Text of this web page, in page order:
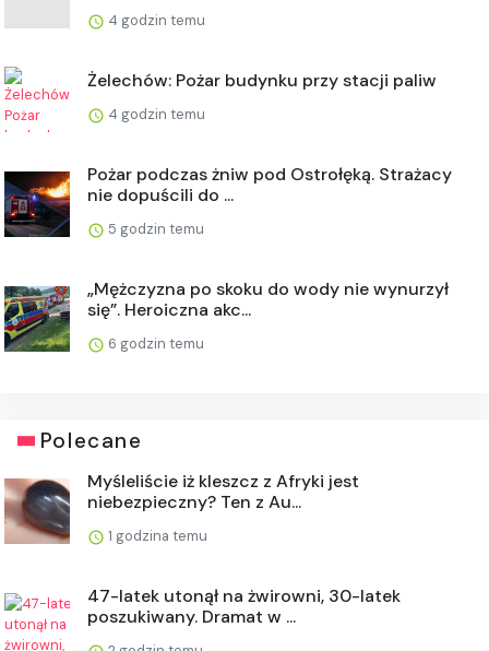
4 godzin temu
Żelechów: Pożar budynku przy stacji paliw
4 godzin temu
Pożar podczas żniw pod Ostrołęką. Strażacy
nie dopuścili do ...
5 godzin temu
„Mężczyzna po skoku do wody nie wynurzył
się”. Heroiczna akc...
6 godzin temu
Polecane
Myśleliście iż kleszcz z Afryki jest
niebezpieczny? Ten z Au...
1 godzina temu
47-latek utonął na żwirowni, 30-latek
poszukiwany. Dramat w ...